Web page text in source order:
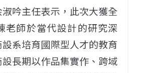
吟主任表示，此次大獲全
老師於當代設計的研究深
系培育國際型人才的教育
長期以作品集實作、跨域